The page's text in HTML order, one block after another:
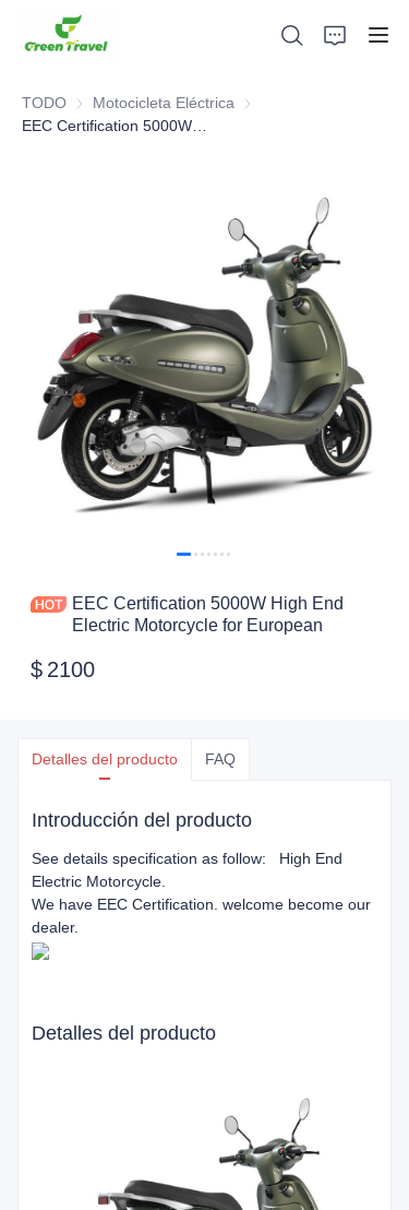
TODO Motocicleta Eléctrica Motocicleta Eléctrica
EEC Certification 5000W High End
Electric Motorcycle for European
$ 2100
Detalles del producto FAQ
Introducción del producto
See details specification as follow: High End
Electric Motorcycle.
We have EEC Certification. welcome become our
dealer.
Detalles del producto
Sobre nosotros
Noticias y casos de cooperación
Bases y procesos de fabricación
Apoyo